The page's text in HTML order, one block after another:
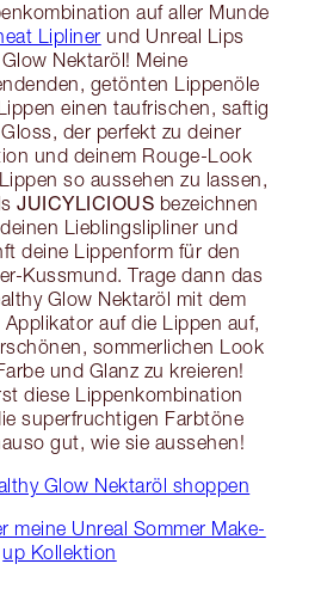
auf aller Munde
Lipliner und Unreal Lips
Nektaröl! Meine
getönten Lippenöle
einen taufrischen, saftig
der perfekt zu deiner
und deinem Rouge-Look
so aussehen zu lassen,
JUICYLICIOUS bezeichnen
Lieblingslipliner und
deine Lippenform für den
Kussmund. Trage dann das
Glow Nektaröl mit dem
Applikator auf die Lippen auf,
sommerlichen Look
und Glanz zu kreieren!
diese Lippenkombination
superfruchtigen Farbtöne
gut, wie sie aussehen!
Glow Nektaröl shoppen
meine Unreal Sommer Make-
up Kollektion